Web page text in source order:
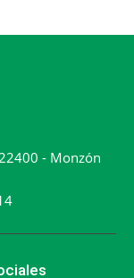
- Monzón